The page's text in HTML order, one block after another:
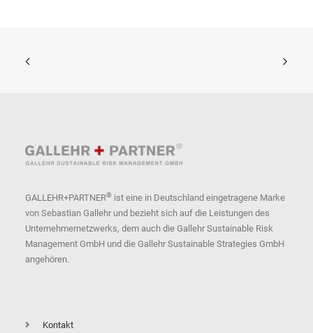
GALLEHR+PARTNER® ist eine in Deutschland eingetragene Marke
von Sebastian Gallehr und bezieht sich auf die Leistungen des
Unternehmernetzwerks, dem auch die Gallehr Sustainable Risk
Management GmbH und die Gallehr Sustainable Strategies GmbH
angehören.
Kontakt